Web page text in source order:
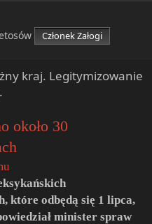
Członek Załogi
kraj. Legitymizowanie
około 30
które odbędą się 1 lipca,
minister spraw